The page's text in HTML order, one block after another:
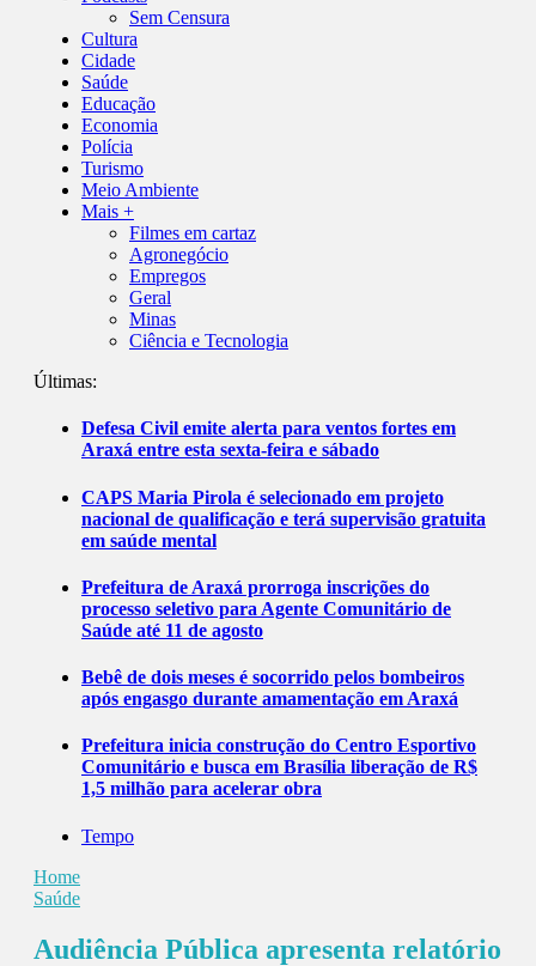
Sem Censura
Cultura
Cidade
Saúde
Educação
Economia
Polícia
Turismo
Meio Ambiente
Mais +
Filmes em cartaz
Agronegócio
Empregos
Geral
Minas
Ciência e Tecnologia
Últimas:
Defesa Civil emite alerta para ventos fortes em
Araxá entre esta sexta-feira e sábado
CAPS Maria Pirola é selecionado em projeto
nacional de qualificação e terá supervisão gratuita
em saúde mental
Prefeitura de Araxá prorroga inscrições do
processo seletivo para Agente Comunitário de
Saúde até 11 de agosto
Bebê de dois meses é socorrido pelos bombeiros
após engasgo durante amamentação em Araxá
Prefeitura inicia construção do Centro Esportivo
Comunitário e busca em Brasília liberação de R$
1,5 milhão para acelerar obra
Tempo
Home
Saúde
Audiência Pública apresenta relatório